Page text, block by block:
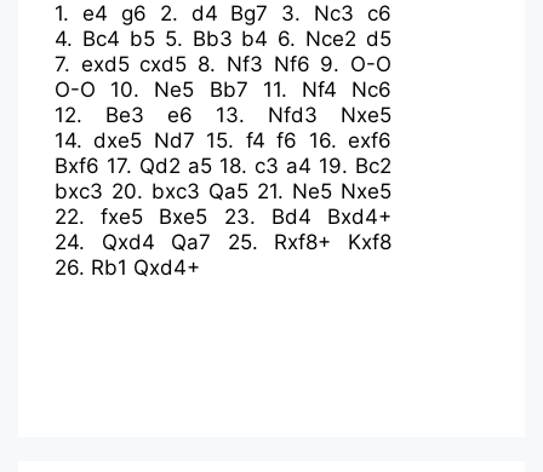
1. e4 g6 2. d4 Bg7 3. Nc3 c6
4. Bc4 b5 5. Bb3 b4 6. Nce2 d5
7. exd5 cxd5 8. Nf3 Nf6 9. O-O
O-O
10. Ne5 Bb7 11. Nf4
Nc6
12. Be3 e6 13. Nfd3
Nxe5
14.dxe5 Nd7 15. f4 f6 16.exf6
Bxf6 17. Qd2 a5 18. c3 a4 19. Bc2
bxc3 20. bxc3 Qa5 21. Ne5 Nxe5
22.fxe5 Bxe5 23. Bd4
Bxd4+
24. Qxd4 Qa7 25. Rxf8+
Kxf8
26. Rb1 Qxd4+